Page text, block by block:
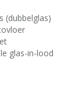
(dubbelglas)
glas-in-lood